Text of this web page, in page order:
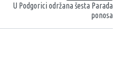
U Podgorici održana šesta Parada
ponosa